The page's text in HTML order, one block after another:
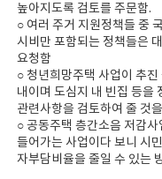
높아지도록 검토를 주문함.
○ 여러 주거 지원정책들 중
시비만 포함되는 정책들은
요청함
○ 청년희망주택 사업이 추
내이며 도심지 내 빈집 등을
관련사항을 검토하여 줄 것
○ 공동주택 층간소음 저감사
들어가는 사업이다 보니 시
자부담비율을 줄일 수 있는